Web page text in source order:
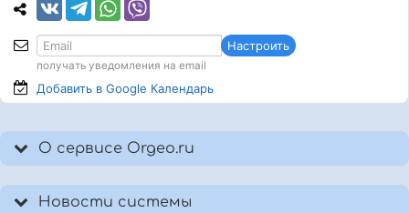
Настроить
получать уведомления на email
Добавить в Google Календарь
О сервисе Orgeo.ru
Новости системы